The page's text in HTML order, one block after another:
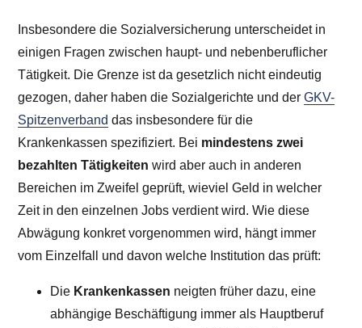
Insbesondere die Sozialversicherung unterscheidet in
einigen Fragen zwischen haupt- und nebenberuflicher
Tätigkeit. Die Grenze ist da gesetzlich nicht eindeutig
gezogen, daher haben die Sozialgerichte und derGKV-
Spitzenverband das insbesondere für die
Krankenkassen spezifiziert. Bei mindestens zwei
bezahlten Tätigkeiten wird aber auch in anderen
Bereichen im Zweifel geprüft, wieviel Geld in welcher
Zeit in den einzelnen Jobs verdient wird. Wie diese
Abwägung konkret vorgenommen wird, hängt immer
vom Einzelfall und davon welche Institution das prüft:
Die Krankenkassen neigten früher dazu, eine
abhängige Beschäftigung immer als Hauptberuf